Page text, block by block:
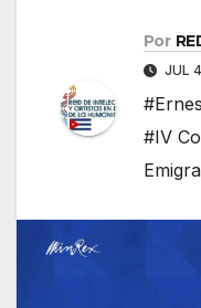
Por
JUL
#IV